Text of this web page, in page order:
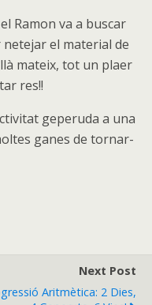
Ramon va a buscar
el material de
mateix, tot un plaer
res!!
geperuda a una
ganes de tornar-
Next Post
Aritmètica: 2 Dies,